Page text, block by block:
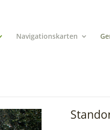
Navigationskarten